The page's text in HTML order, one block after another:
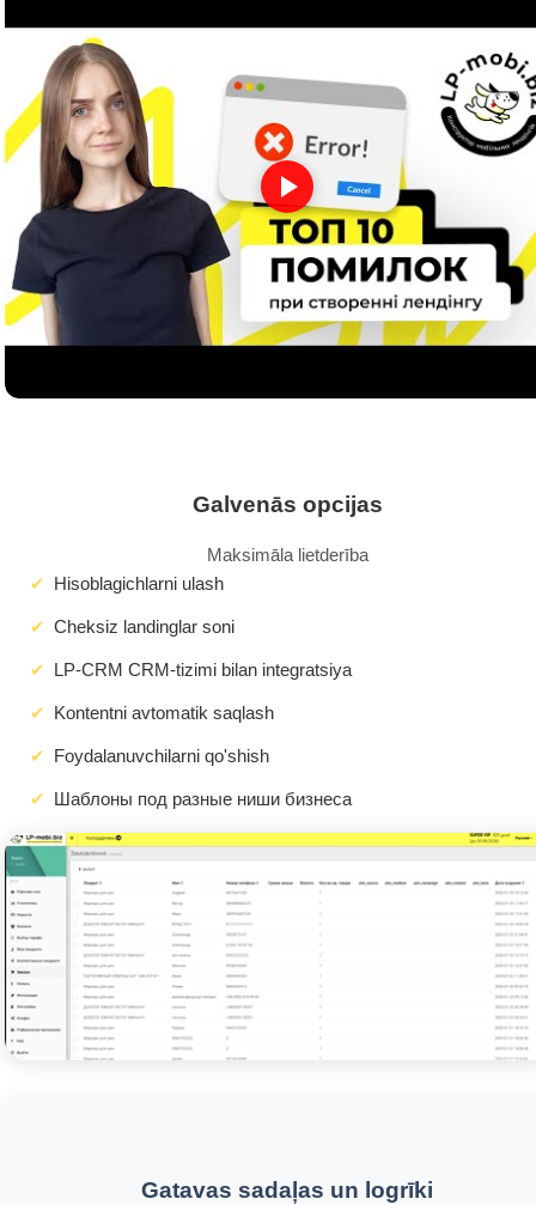
Galvenās opcijas
Maksimāla lietderība
Hisoblagichlarni ulash
Cheksiz landinglar soni
LP-CRM CRM-tizimi bilan integratsiya
Kontentni avtomatik saqlash
Foydalanuvchilarni qo'shish
Шаблоны под разные ниши бизнеса
Gatavas sadaļas un logrīki